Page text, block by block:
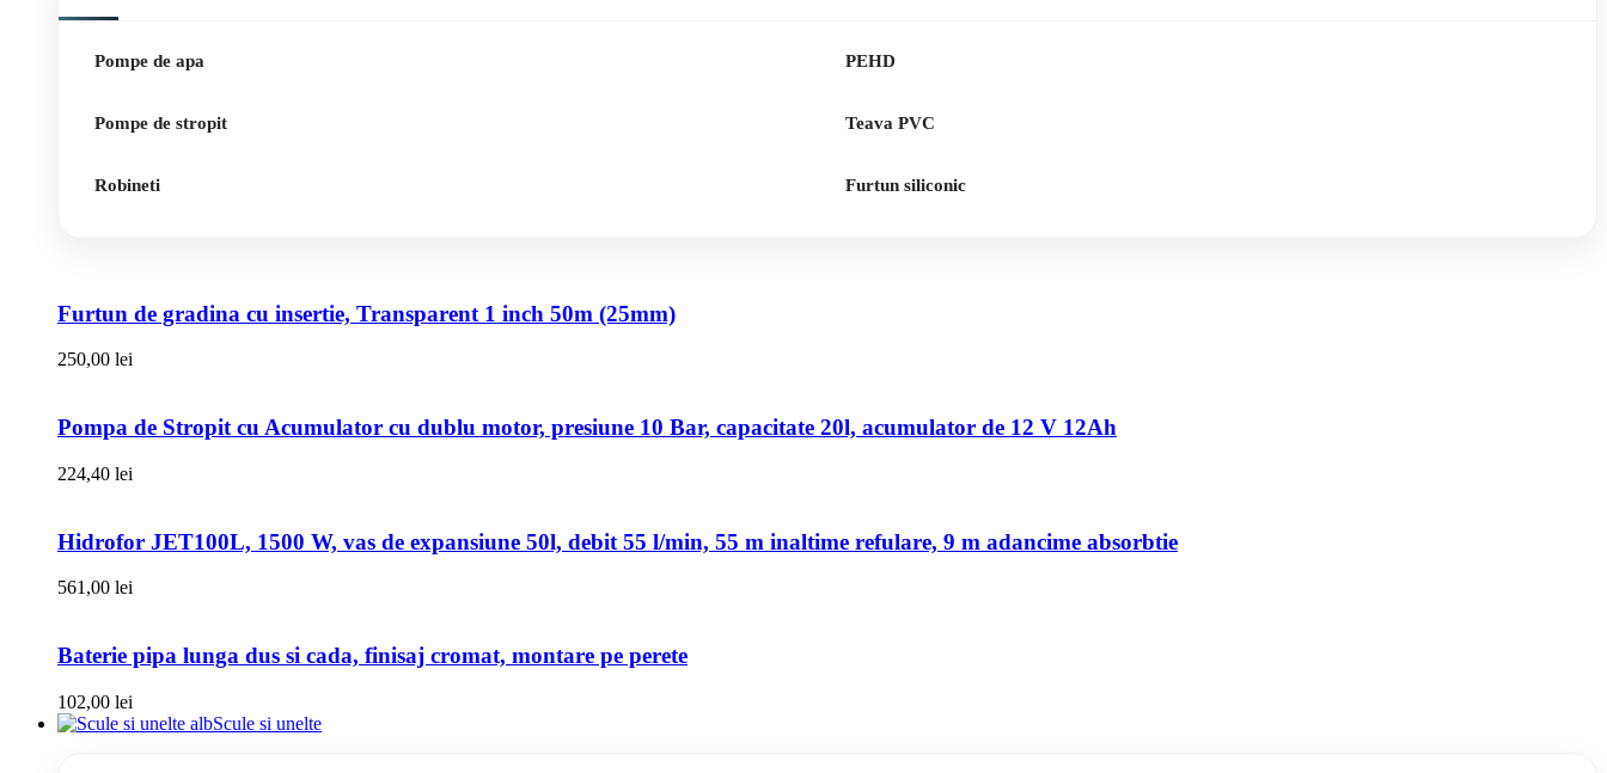
Pompe de apa
Pompe de stropit
Robineti
PEHD
Teava PVC
Furtun siliconic
Furtun de gradina cu insertie, Transparent 1 inch 50m (25mm)
250,00 lei
Pompa de Stropit cu Acumulator cu dublu motor, presiune 10 Bar, capacitate 20l, acumulator de 12 V 12Ah
224,40 lei
Hidrofor JET100L, 1500 W, vas de expansiune 50l, debit 55 l/min, 55 m inaltime refulare, 9 m adancime absorbtie
561,00 lei
Baterie pipa lunga dus si cada, finisaj cromat, montare pe perete
102,00 lei
Scule si unelte